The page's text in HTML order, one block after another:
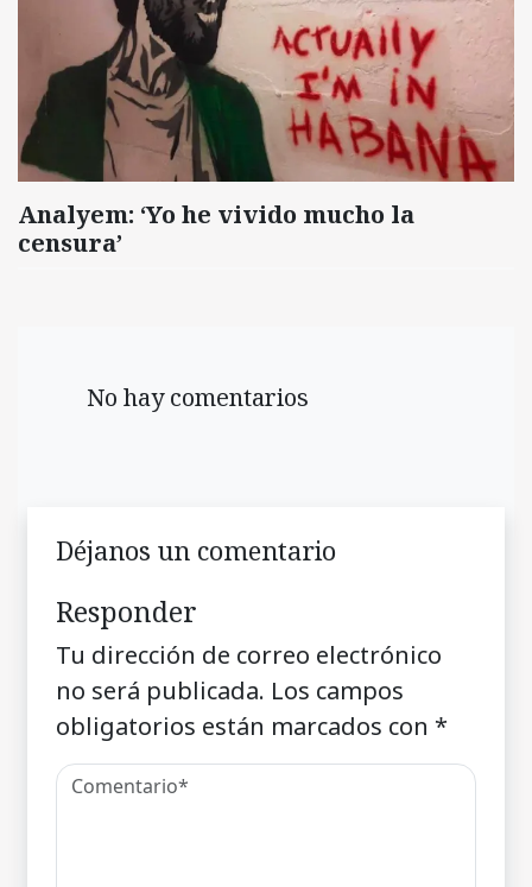
Analyem: ‘Yo he vivido mucho la
censura’
No hay comentarios
Déjanos un comentario
Responder
Tu dirección de correo electrónico
no será publicada. Los campos
obligatorios están marcados con *